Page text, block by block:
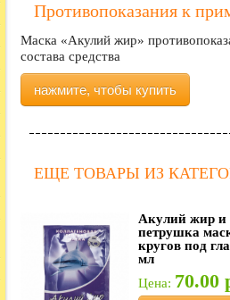
Противопоказания к
Маска «Акулий жир»
состава средства
нажмите, чтобы купить
ЕЩЕ ТОВАРЫ ИЗ
Акулий жир и
петрушка
кругов под
мл
Цена: 70.00